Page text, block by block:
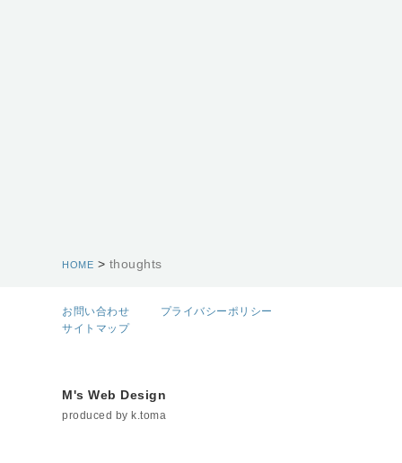
HOME > thoughts
お問い合わせ
プライバシーポリシー
サイトマップ
M's Web Design
produced by k.toma